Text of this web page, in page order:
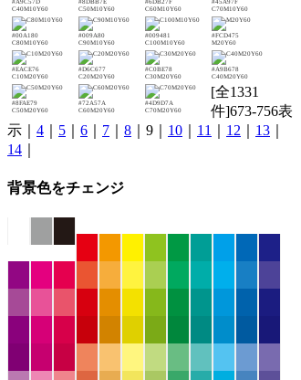
#A9C57D
C40M10Y60
#8DBB7E
C50M10Y60
#6DB27F
C60M10Y60
#45A97F
C70M10Y60
#00A180
C80M10Y60
#009A80
C90M10Y60
#009481
C100M10Y60
#FCD475
M20Y60
#EACE76
C10M20Y60
#D6C677
C20M20Y60
#C0BE78
C30M20Y60
#A9B678
C40M20Y60
#8FAE79
C50M20Y60
#72A57A
C60M20Y60
#4D9D7A
C70M20Y60
[全1331
件]673-756表
示｜ 4 5 6 7 8 ｜9｜ 10 11 12 13
14
背景色をチェンジ